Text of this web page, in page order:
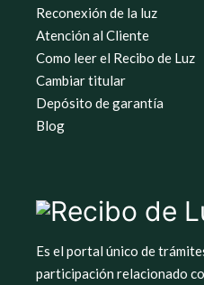
Reconexión de la luz
Atención al Cliente
Como leer el Recibo de Luz
Cambiar titular
Depósito de garantía
Blog
Es el portal único de
participación relacionado